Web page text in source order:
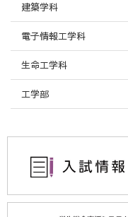
建築学科
電子情報工学科
生命工学科
工学部